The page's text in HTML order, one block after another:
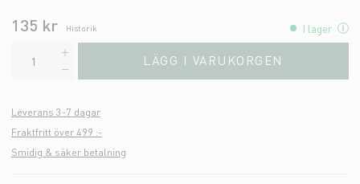
135 kr Historik I lager
LÄGG I VARUKORGEN
Leverans 3-7 dagar
Fraktfritt över 499 :-
Smidig & säker betalning